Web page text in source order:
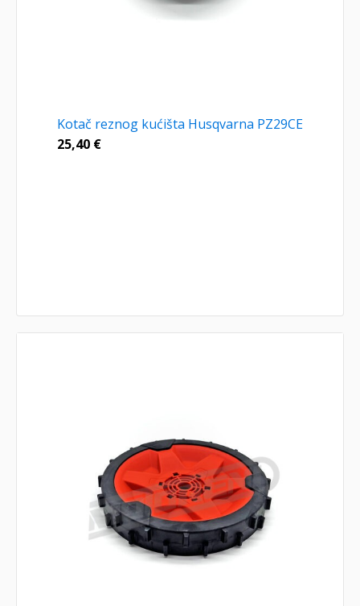
Kotač reznog kućišta Husqvarna PZ29CE
25,40 €